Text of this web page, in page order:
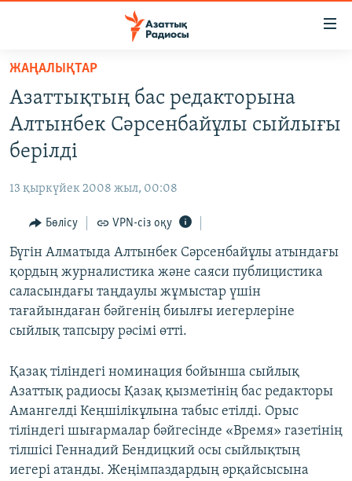
Skip
main
content
Skip
main
Navigation
Search
AZATTYQTV
АДАМ ҚҰҚЫҚТАРЫ
ӘЛЕУМЕТ
ӘЛЕМ
АРНАЙЫ ЖОБАЛАР
Русский
ЖАЗЫЛЫҢЫЗ
Басқа тілдерде
ЖАҢАЛЫҚТАР
Азаттықтың бас редакторына
Алтынбек Сәрсенбайұлы сыйлығы
берілді
13 қыркүйек 2008 жыл, 00:08
Бөлісу VPN-сіз оқу
Бүгін Алматыда Алтынбек Сәрсенбайұлы атындағы
қордың журналистика және саяси публицистика
саласындағы таңдаулы жұмыстар үшін
тағайындаған бәйгенің биылғы иегерлеріне
сыйлық тапсыру рәсімі өтті.
Қазақ тіліндегі номинация бойынша сыйлық
Азаттық радиосы Қазақ қызметінің бас редакторы
Амангелді Кеңшілікұлына табыс етілді. Орыс
тіліндегі шығармалар бәйгесінде «Время» газетінің
тілшісі Геннадий Бендицкий осы сыйлықтың
иегері атанды. Жеңімпаздардың әрқайсысына